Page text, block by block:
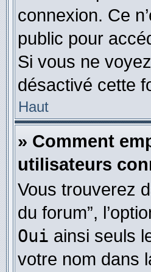
connexion. Ce
public pour
Si vous ne
désactivé cette
Haut
» Comment
utilisateurs
Vous trouverez
du forum”,
Oui ainsi seuls
votre nom dans